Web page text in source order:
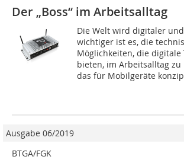
Der „Boss“ im Arbeitsalltag
Die Welt wird digitaler
wichtiger ist es, die
Möglichkeiten, die digitale
bieten, im Arbeitsalltag
das für Mobilgeräte
Ausgabe 06/2019
BTGA/FGK